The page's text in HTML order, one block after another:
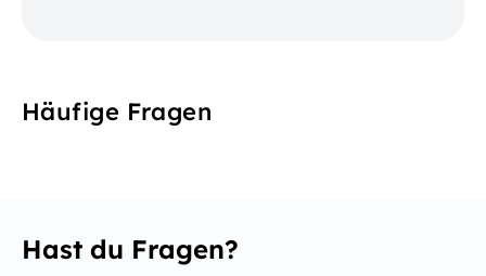
Häufige Fragen
Hast du Fragen?